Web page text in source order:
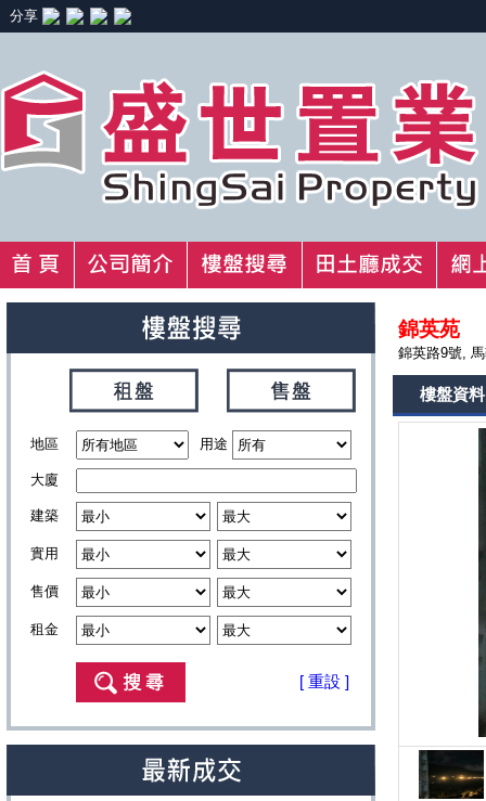
分享
地區 用途
大廈
建築
實用
售價
租金
[ 重設 ]
錦英苑
錦英路9號,
樓盤資料